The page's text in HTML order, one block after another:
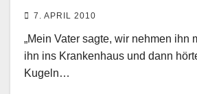
7. APRIL 2010
„Mein Vater sagte, wir nehmen ihn
ihn ins Krankenhaus und dann
Kugeln…